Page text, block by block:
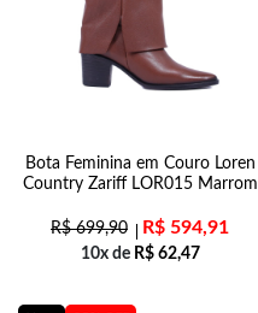
Bota Feminina em Couro Loren
Country Zariff LOR015 Marrom
R$699,90 R$ 594,91
10x de R$62,47